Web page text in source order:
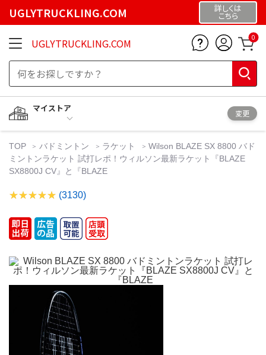
UGLYTRUCKLING.COM 詳しくは
こちら
UGLYTRUCKLING.COM 0
マイストア
変更
TOP バドミントン ラケット
Wilson BLAZE SX 8800 バド
ミントンラケット 試打レポ！ウィルソン最新ラケット『BLAZE
SX8800J CV』と『BLAZE
(3130)